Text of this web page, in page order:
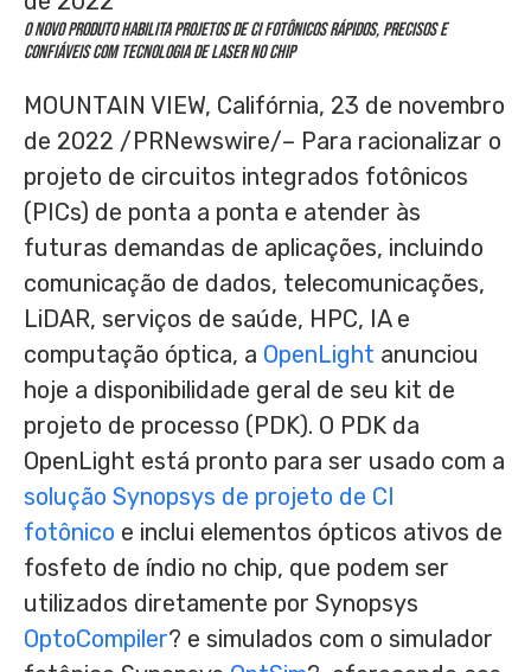
O novo produto habilita projetos de CI fotônicos rápidos, precisos e
confiáveis com tecnologia de laser no chip
MOUNTAIN VIEW, Califórnia, 23 de novembro
de 2022 /PRNewswire/– Para racionalizar o
projeto de circuitos integrados fotônicos
(PICs) de ponta a ponta e atender às
futuras demandas de aplicações, incluindo
comunicação de dados, telecomunicações,
LiDAR, serviços de saúde, HPC, IA e
computação óptica, a OpenLight anunciou
hoje a disponibilidade geral de seu kit de
projeto de processo (PDK). O PDK da
OpenLight está pronto para ser usado com a
solução Synopsys de projeto de CI
fotônico e inclui elementos ópticos ativos de
fosfeto de índio no chip, que podem ser
utilizados diretamente por Synopsys
OptoCompiler? e simulados com o simulador